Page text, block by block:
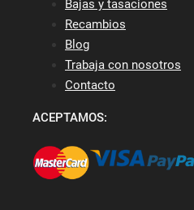
Bajas y tasaciones
Recambios
Blog
Trabaja con nosotros
Contacto
ACEPTAMOS: